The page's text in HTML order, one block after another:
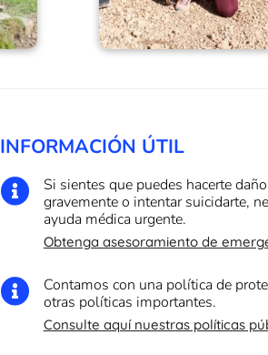
INFORMACIÓN ÚTIL

Si sientes que puedes hacerte daño
gravemente o intentar suicidarte,
ayuda médica urgente.
Obtenga asesoramiento de

Contamos con una política de
otras políticas importantes.
Consulte aquí nuestras políticas